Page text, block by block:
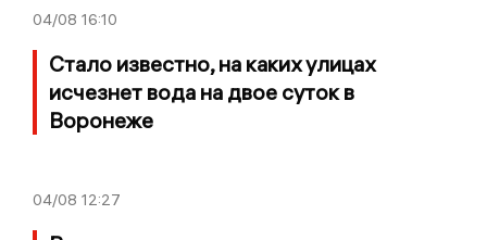
04/08 16:10
Стало известно, на каких улицах
исчезнет вода на двое суток в
Воронеже
04/08 12:27